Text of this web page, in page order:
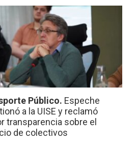
Público. Espeche
a la UISE y reclamó
transparencia sobre el
de colectivos